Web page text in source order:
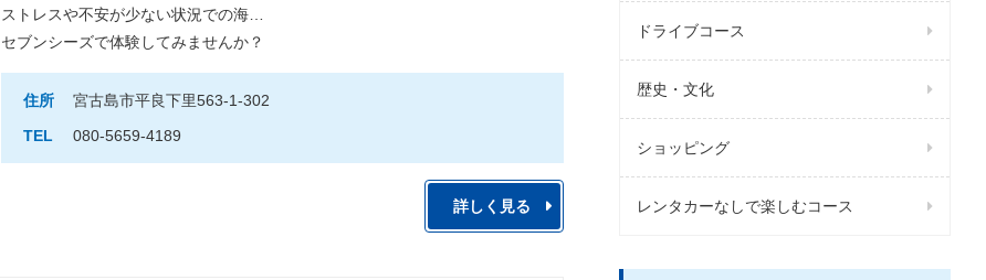
ストレスや不安が少ない状況での海…
セブンシーズで体験してみませんか？
住所
宮古島市平良下里563-1-302
TEL
080-5659-4189
詳しく見る
ドライブコース
歴史・文化
ショッピング
レンタカーなしで楽しむコース